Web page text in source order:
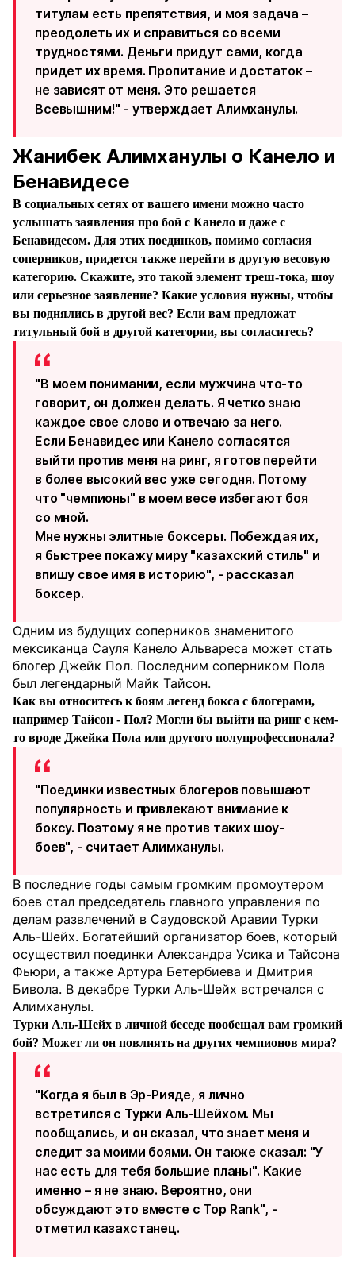
титулам есть препятствия, и моя задача –
преодолеть их и справиться со всеми
трудностями. Деньги придут сами, когда
придет их время. Пропитание и достаток –
не зависят от меня. Это решается
Всевышним!" - утверждает Алимханулы.
Жанибек Алимханулы о Канело и
Бенавидесе
⁠В социальных сетях от вашего имени можно часто
услышать заявления про бой с Канело и даже с
Бенавидесом. Для этих поединков, помимо согласия
соперников, придется также перейти в другую весовую
категорию. Скажите, это такой элемент треш-тока, шоу
или серьезное заявление? Какие условия нужны, чтобы
вы поднялись в другой вес? Если вам предложат
титульный бой в другой категории, вы согласитесь?
"В моем понимании, если мужчина что-то
говорит, он должен делать. Я четко знаю
каждое свое слово и отвечаю за него.
Если Бенавидес или Канело согласятся
выйти против меня на ринг, я готов перейти
в более высокий вес уже сегодня. Потому
что "чемпионы" в моем весе избегают боя
со мной.
Мне нужны элитные боксеры. Побеждая их,
я быстрее покажу миру "казахский стиль" и
впишу свое имя в историю", - рассказал
боксер.
Одним из будущих соперников знаменитого
мексиканца Сауля Канело Альвареса может стать
блогер Джейк Пол. Последним соперником Пола
был легендарный Майк Тайсон.
Как вы относитесь к боям легенд бокса с блогерами,
например Тайсон - Пол? Могли бы выйти на ринг с кем-
то вроде Джейка Пола или другого полупрофессионала?
"Поединки известных блогеров повышают
популярность и привлекают внимание к
боксу. Поэтому я не против таких шоу-
боев", - считает Алимханулы.
В последние годы самым громким промоутером
боев стал председатель главного управления по
делам развлечений в Саудовской Аравии Турки
Аль-Шейх. Богатейший организатор боев, который
осуществил поединки Александра Усика и Тайсона
Фьюри, а также Артура Бетербиева и Дмитрия
Бивола. В декабре Турки Аль-Шейх встречался с
Алимханулы.
Турки Аль-Шейх в личной беседе пообещал вам громкий
бой? Может ли он повлиять на других чемпионов мира?
"Когда я был в Эр-Рияде, я лично
встретился с Турки Аль-Шейхом. Мы
пообщались, и он сказал, что знает меня и
следит за моими боями. Он также сказал: "У
нас есть для тебя большие планы". Какие
именно – я не знаю. Вероятно, они
обсуждают это вместе с Top Rank", -
отметил казахстанец.